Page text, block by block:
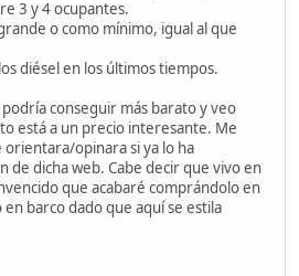
3 y 4 ocupantes.
o como mínimo, igual al que
diésel en los últimos tiempos.
conseguir más barato y veo
está a un precio interesante. Me
opinara si ya lo ha
de dicha web. Cabe decir que vivo en
que acabaré comprándolo en
barco dado que aquí se estila